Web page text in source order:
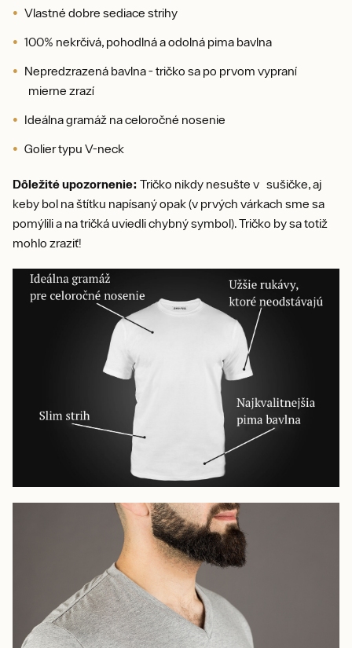
Vlastné dobre sediace strihy
100% nekrčivá, pohodlná a odolná pima bavlna
Nepredzrazená bavlna - tričko sa po prvom vypraní
mierne zrazí
Ideálna gramáž na celoročné nosenie
Golier typu V-neck
Dôležité upozornenie: Tričko nikdy nesušte v sušičke, aj
keby bol na štítku napísaný opak (v prvých várkach sme sa
pomýlili a na tričká uviedli chybný symbol). Tričko by sa totiž
mohlo zraziť!